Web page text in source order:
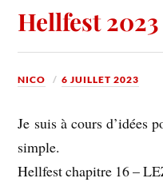
Hellfest 2023
NICO 6 JUILLET 2023
Je suis à cours d’idées
simple.
Hellfest chapitre 16 –